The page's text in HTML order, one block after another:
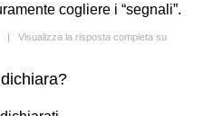
cogliere i “segnali”.
| Visualizza la risposta completa su